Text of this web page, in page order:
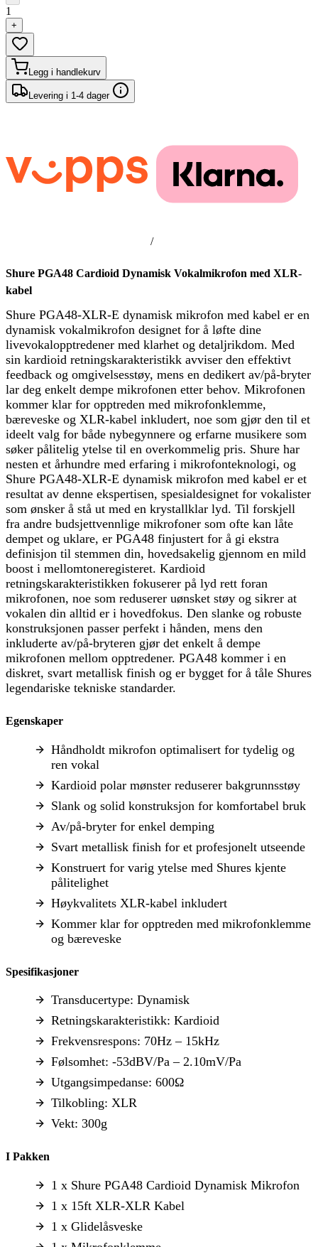
1
+
Legg i handlekurv
Levering i 1-4 dager
/
Shure PGA48 Cardioid Dynamisk Vokalmikrofon med XLR-
kabel
Shure PGA48-XLR-E dynamisk mikrofon med kabel er en
dynamisk vokalmikrofon designet for å løfte dine
livevokalopptredener med klarhet og detaljrikdom. Med
sin kardioid retningskarakteristikk avviser den effektivt
feedback og omgivelsesstøy, mens en dedikert av/på-bryter
lar deg enkelt dempe mikrofonen etter behov. Mikrofonen
kommer klar for opptreden med mikrofonklemme,
bæreveske og XLR-kabel inkludert, noe som gjør den til et
ideelt valg for både nybegynnere og erfarne musikere som
søker pålitelig ytelse til en overkommelig pris. Shure har
nesten et århundre med erfaring i mikrofonteknologi, og
Shure PGA48-XLR-E dynamisk mikrofon med kabel er et
resultat av denne ekspertisen, spesialdesignet for vokalister
som ønsker å stå ut med en krystallklar lyd. Til forskjell
fra andre budsjettvennlige mikrofoner som ofte kan låte
dempet og uklare, er PGA48 finjustert for å gi ekstra
definisjon til stemmen din, hovedsakelig gjennom en mild
boost i mellomtoneregisteret. Kardioid
retningskarakteristikken fokuserer på lyd rett foran
mikrofonen, noe som reduserer uønsket støy og sikrer at
vokalen din alltid er i hovedfokus. Den slanke og robuste
konstruksjonen passer perfekt i hånden, mens den
inkluderte av/på-bryteren gjør det enkelt å dempe
mikrofonen mellom opptredener. PGA48 kommer i en
diskret, svart metallisk finish og er bygget for å tåle Shures
legendariske tekniske standarder.
Egenskaper
Håndholdt mikrofon optimalisert for tydelig og
ren vokal
Kardioid polar mønster reduserer bakgrunnsstøy
Slank og solid konstruksjon for komfortabel bruk
Av/på-bryter for enkel demping
Svart metallisk finish for et profesjonelt utseende
Konstruert for varig ytelse med Shures kjente
pålitelighet
Høykvalitets XLR-kabel inkludert
Kommer klar for opptreden med mikrofonklemme
og bæreveske
Spesifikasjoner
Transducertype: Dynamisk
Retningskarakteristikk: Kardioid
Frekvensrespons: 70Hz – 15kHz
Følsomhet: -53dBV/Pa – 2.10mV/Pa
Utgangsimpedanse: 600Ω
Tilkobling: XLR
Vekt: 300g
I Pakken
1 x Shure PGA48 Cardioid Dynamisk Mikrofon
1 x 15ft XLR-XLR Kabel
1 x Glidelåsveske